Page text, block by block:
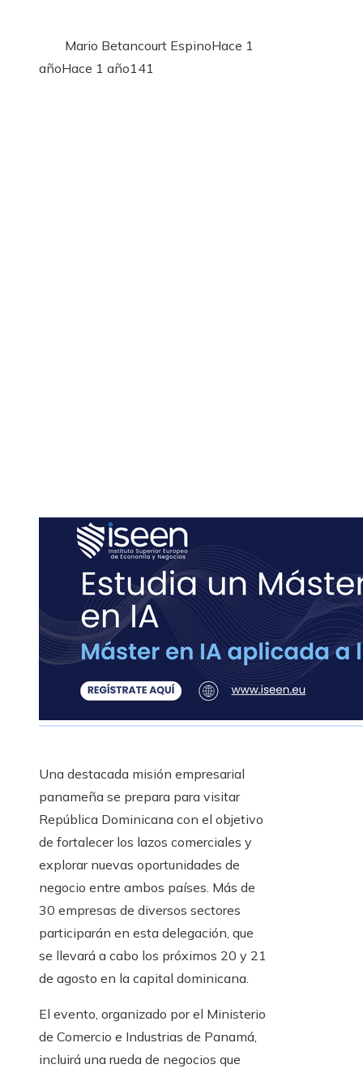
Mario Betancourt EspinoHace 1
añoHace 1 año141
Una destacada misión empresarial
panameña se prepara para visitar
República Dominicana con el objetivo
de fortalecer los lazos comerciales y
explorar nuevas oportunidades de
negocio entre ambos países. Más de
30 empresas de diversos sectores
participarán en esta delegación, que
se llevará a cabo los próximos 20 y 21
de agosto en la capital dominicana.
El evento, organizado por el Ministerio
de Comercio e Industrias de Panamá,
incluirá una rueda de negocios que